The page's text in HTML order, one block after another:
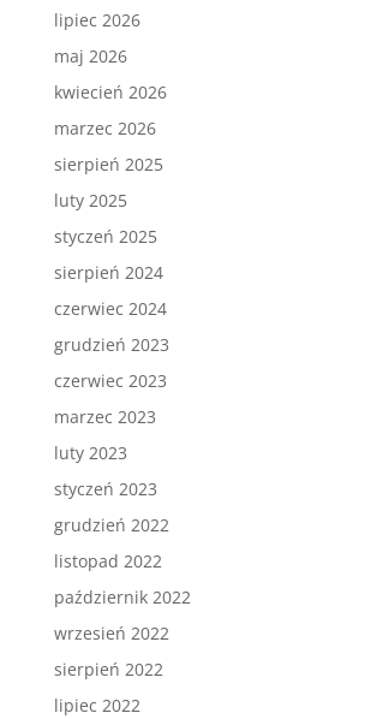
lipiec 2026
maj 2026
kwiecień 2026
marzec 2026
sierpień 2025
luty 2025
styczeń 2025
sierpień 2024
czerwiec 2024
grudzień 2023
czerwiec 2023
marzec 2023
luty 2023
styczeń 2023
grudzień 2022
listopad 2022
październik 2022
wrzesień 2022
sierpień 2022
lipiec 2022